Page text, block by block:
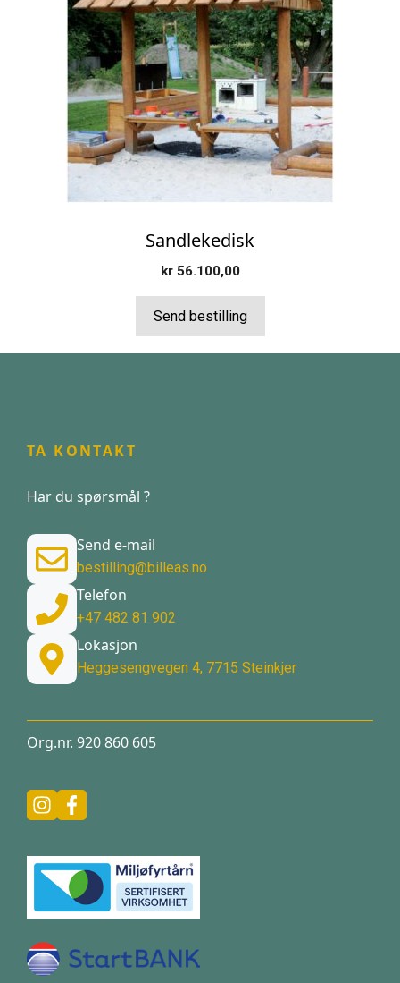
Sandlekedisk
kr56.100,00
Send bestilling
TA KONTAKT
Har du spørsmål ?
Send e-mail
bestilling@billeas.no
Telefon
+47 482 81 902
Lokasjon
Heggesengvegen 4, 7715 Steinkjer
Org.nr. 920 860 605